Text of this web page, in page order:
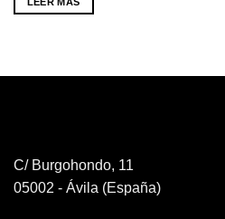
C/ Burgohondo, 11
05002 - Ávila (España)